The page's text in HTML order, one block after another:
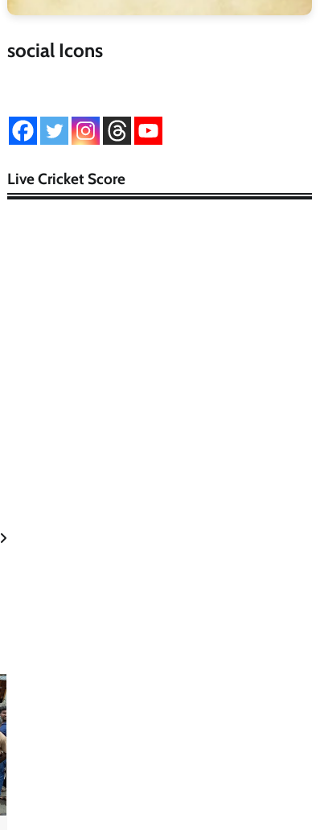
social Icons
Live Cricket Score